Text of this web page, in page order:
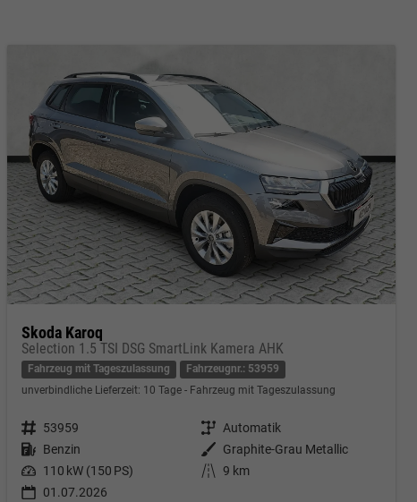
Skoda Karoq
Selection 1.5 TSI DSG SmartLink Kamera AHK
Fahrzeug mit Tageszulassung
Fahrzeugnr.: 53959
unverbindliche Lieferzeit: 10 Tage Fahrzeug mit Tageszulassung
Fahrzeugnr. 53959 Getriebe Automatik
Kraftstoff Benzin Außenfarbe Graphite-Grau Metallic
Leistung 110 kW (150 PS) Kilometerstand 9 km
01.07.2026